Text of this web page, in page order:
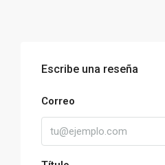
Escribe una reseña
Correo